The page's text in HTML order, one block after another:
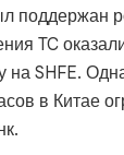
поддержан
TC
на SHFE.
в Китае